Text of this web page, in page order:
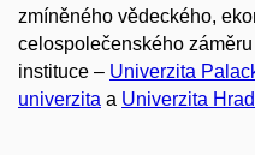
zmíněného vědeckého,
celospolečenského
instituce – Univerzita
univerzita a Univerzita